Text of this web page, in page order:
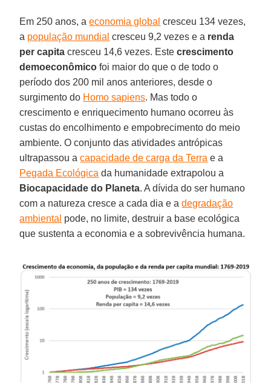
Em 250 anos, aeconomia global cresceu 134 vezes,
a população mundial cresceu 9,2 vezes e a renda
per capita cresceu 14,6 vezes. Estecrescimento
demoeconômico foi maior do que o de todo o
período dos 200 mil anos anteriores, desde o
surgimento do Homo sapiens. Mas todo o
crescimento e enriquecimento humano ocorreu às
custas do encolhimento e empobrecimento do meio
ambiente. O conjunto das atividades antrópicas
ultrapassou a capacidade de carga da Terra e a
Pegada Ecológica da humanidade extrapolou a
Biocapacidade do Planeta. A dívida do ser humano
com a natureza cresce a cada dia e adegradação
ambiental pode, no limite, destruir a base ecológica
que sustenta a economia e a sobrevivência humana.